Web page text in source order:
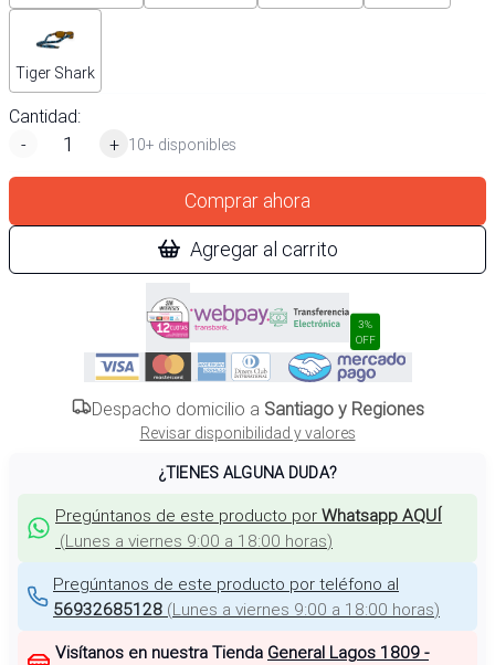
Tiger Shark
Cantidad:
-
+ 10+ disponibles
Comprar ahora
Agregar al carrito
3%
OFF
Despacho domicilio a Santiago y Regiones
Revisar disponibilidad y valores
¿TIENES ALGUNA DUDA?
Pregúntanos de este producto por Whatsapp AQUÍ
(Lunes a viernes 9:00 a 18:00 horas)
Pregúntanos de este producto por teléfono al
56932685128 (Lunes a viernes 9:00 a 18:00 horas)
Visítanos en nuestra Tienda General Lagos 1809 -